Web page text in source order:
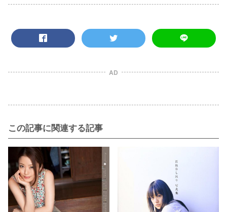
AD
この記事に関連する記事